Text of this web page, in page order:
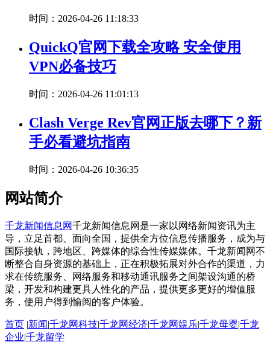
时间：2026-04-26 11:18:33
QuickQ官网下载全攻略 安全使用
VPN必备技巧
时间：2026-04-26 11:01:13
Clash Verge Rev官网正版去哪下？新
手必看避坑指南
时间：2026-04-26 10:36:35
网站简介
千龙新闻信息网千龙新闻信息网是一家以网络新闻资讯为主
导，立足首都、面向全国，提供全方位信息传播服务，成为与
国际接轨，跨地区、跨媒体的综合性传媒媒体。千龙新闻网不
断整合自身资源的基础上，正在积极拓展对外合作的渠道，力
求在传统服务、网络服务和移动通讯服务之间架设沟通的桥
梁，开发和构建更具人性化的产品，提供更多更好的增值服
务，使用户得到愉阅的客户体验。
首页 |新闻|千龙网科技|千龙网经济|千龙网娱乐|千龙母婴|千龙
企业|千龙留学